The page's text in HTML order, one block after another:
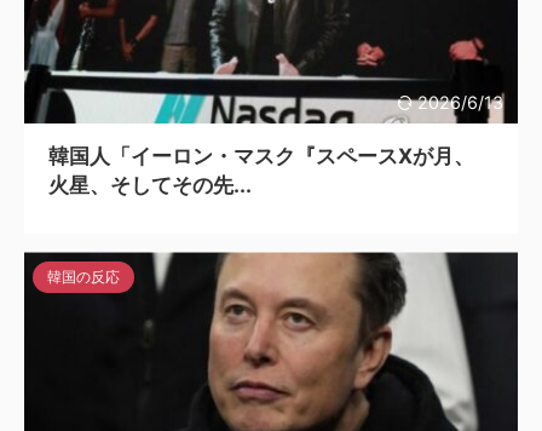
2026/6/13
韓国人「イーロン・マスク『スペースXが月、
火星、そしてその先...
韓国の反応